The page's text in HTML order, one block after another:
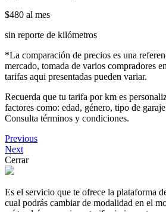
$480 al mes
sin reporte de kilómetros
*La comparación de precios es una
mercado, tomada de varios compradores
tarifas aqui presentadas pueden variar.
Recuerda que tu tarifa por km es
factores como: edad, género, tipo de
Consulta términos y condiciones.
Previous
Next
Cerrar
Es el servicio que te ofrece la plataforma
cual podrás cambiar de modalidad en el